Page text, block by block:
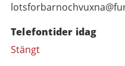
Telefontider idag
Stängt